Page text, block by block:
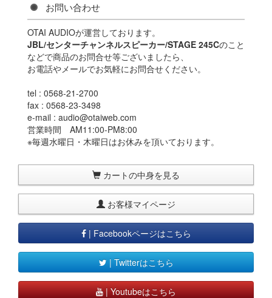
お問い合わせ
OTAI AUDIOが運営しております。
JBL/センターチャンネルスピーカー/STAGE 245Cのこと
などで商品のお問合せ等ございましたら、
お電話やメールでお気軽にお問合せください。
tel : 0568-21-2700
fax : 0568-23-3498
e-mail : audio@otaiweb.com
営業時間 AM11:00-PM8:00
※毎週水曜日・木曜日はお休みを頂いております。
カートの中身を見る
お客様マイページ
| Facebookページはこちら
| Twitterはこちら
| Youtubeはこちら